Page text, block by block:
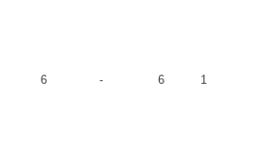
6 - 6 1